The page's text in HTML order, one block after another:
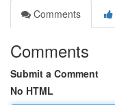
Comments
Comments
Submit a Comment
No HTML